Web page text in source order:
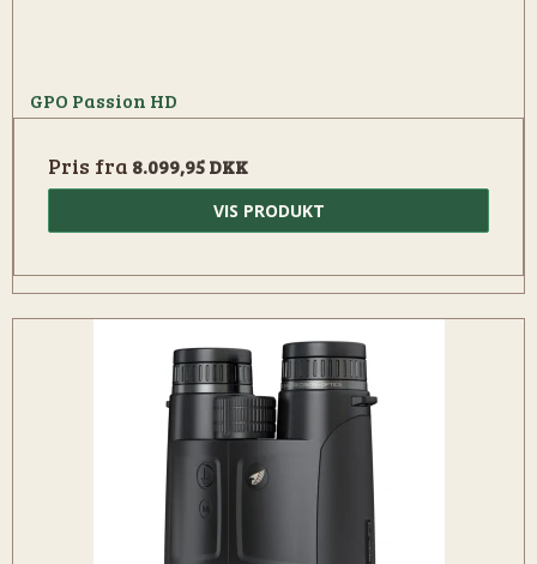
GPO Passion HD
Pris fra 8.099,95 DKK
VIS PRODUKT